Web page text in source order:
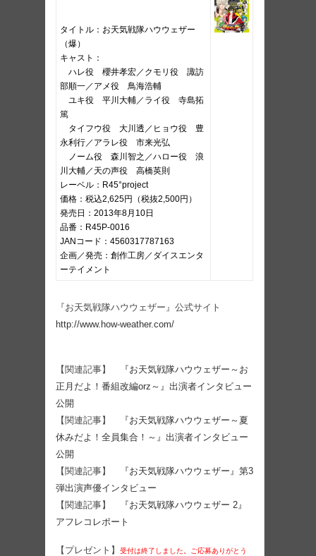
タイトル：お天気戦隊ハウウェザー
（爆）
キャスト：
ハレ役 櫻井孝宏／クモリ役 諏訪
部順一／アメ役 鳥海浩輔
ユキ役 平川大輔／ライ役 寺島拓
篤
タイフウ役 大川透／ヒョウ役 豊
永利行／アラレ役 市来光弘
ノーム役 森川智之／ハロー役 浪
川大輔／天の声役 高橋英則
レーベル：R45°project
価格：税込2,625円（税抜2,500円）
発売日：2013年8月10日
品番：R45P-0016
JANコード：4560317787163
企画／発売：創作工房／ダイスエンタ
ーテイメント
『お天気戦隊ハウウェザー』公式サイト
http://www.how-weather.com/
【関連記事】
『お天気戦隊ハウウェザー～お
正月だよ！番組改編orz～』出演者インタビュー
公開
【関連記事】
『お天気戦隊ハウウェザー～夏
休みだよ！全員集合！～』出演者インタビュー
公開
【関連記事】
『お天気戦隊ハウウェザー』第3
弾出演声優インタビュー
【関連記事】
『お天気戦隊ハウウェザー 2』
アフレコレポート
【プレゼント】 受付は終了しました。ご応募ありがとう